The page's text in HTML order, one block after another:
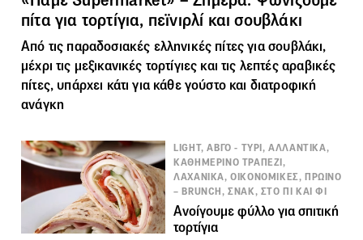
πίτα για τορτίγια, πεϊνιρλί και σουβλάκι
Από τις παραδοσιακές ελληνικές πίτεςγια σουβλάκι,
μέχρι τις μεξικανικές τορτίγιες και τις λεπτές αραβικές
πίτες, υπάρχει κάτι για κάθε γούστο και διατροφική
ανάγκη
LIGHT, ΑΒΓΟ - ΤΥΡΙ, ΑΛΛΑΝΤΙΚΑ,
ΚΑΘΗΜΕΡΙΝΟ ΤΡΑΠΕΖΙ,
ΛΑΧΑΝΙΚΑ, ΟΙΚΟΝΟΜΙΚΕΣ, ΠΡΩΙΝΟ
– BRUNCH, ΣΝΑΚ, ΣΤΟ ΠΙ ΚΑΙ ΦΙ
Ανοίγουμε φύλλο για σπιτική
τορτίγια